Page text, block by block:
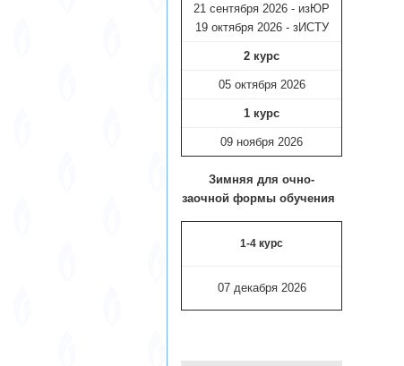
21 сентября 2026 - изЮР
19 октября 2026 - зИСТУ
2 курс
05 октября 2026
1 курс
09 ноября 2026
Зимняя для очно-
заочной формы обучения
1-4 курс
07 декабря 2026